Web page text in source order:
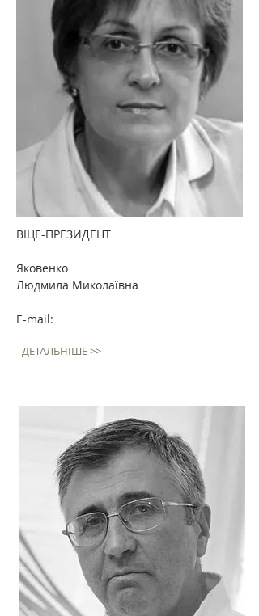
ВІЦЕ-ПРЕЗИДЕНТ
Яковенко
Людмила Миколаївна
E-mail:
ДЕТАЛЬНІШЕ >>